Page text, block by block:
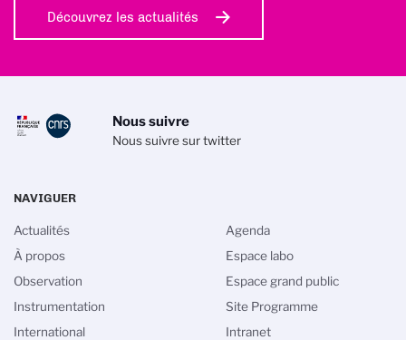
Découvrez les actualités
Nous suivre
Nous suivre sur twitter
NAVIGUER
Actualités
À propos
Observation
Instrumentation
International
Agenda
Espace labo
Espace grand public
Site Programme
Intranet